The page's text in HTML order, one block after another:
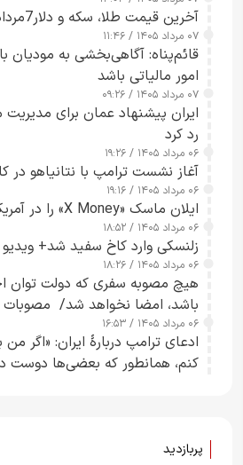
آخرین قیمت طلا، سکه و دلار7مرداد1405
۰۷ مرداد ۱۴۰۵ / ۱۱:۴۶
قائم‌پناه: آگاهی‌بخشی به مودیان
امور مالیاتی باشد
۰۷ مرداد ۱۴۰۵ / ۰۹:۲۶
ایران پیشنهاد عمان برای
رد کرد
۰۶ مرداد ۱۴۰۵ / ۱۹:۲۶
آغاز نشست ترامپ با نتانیاهو در
۰۶ مرداد ۱۴۰۵ / ۱۹:۱۶
ایلان ماسک «X Money» را در آمریکا راه‌اندازی کرد
۰۶ مرداد ۱۴۰۵ / ۱۸:۵۲
زلنسکی وارد کاخ سفید شد+ ویدیو
۰۶ مرداد ۱۴۰۵ / ۱۸:۲۶
هیچ مصوبه سفری که دولت توان
باشد، امضا نخواهد شد/ مصوبات
چارچوب قانون بودجه است+ عکس
۰۶ مرداد ۱۴۰۵ / ۱۶:۵۳
ادعای ترامپ دربارهٔ ایران: «اگر من
کنم، همانطور که بعضی‌ها دوست
پربازدید